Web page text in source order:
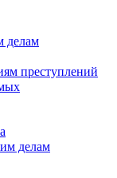
делам
преступлений
делам